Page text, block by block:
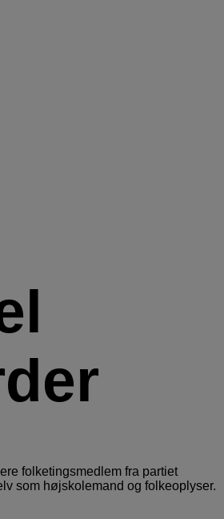
folketingsmedlem fra partiet
som højskolemand og folkeoplyser.